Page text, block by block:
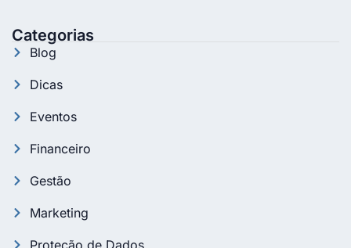
Categorias
Blog
Dicas
Eventos
Financeiro
Gestão
Marketing